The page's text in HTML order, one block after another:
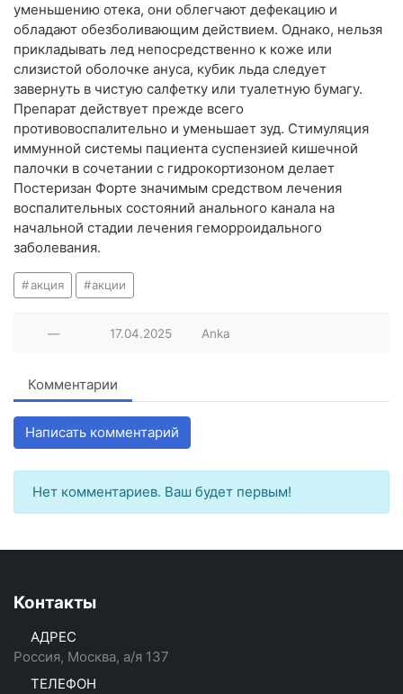
уменьшению отека, они облегчают дефекацию и
обладают обезболивающим действием. Однако, нельзя
прикладывать лед непосредственно к коже или
слизистой оболочке ануса, кубик льда следует
завернуть в чистую салфетку или туалетную бумагу.
Препарат действует прежде всего
противовоспалительно и уменьшает зуд. Стимуляция
иммунной системы пациента суспензией кишечной
палочки в сочетании с гидрокортизоном делает
Постеризан Форте значимым средством лечения
воспалительных состояний анального канала на
начальной стадии лечения геморроидального
заболевания.
акция акции
— 17.04.2025 Anka
Комментарии
Написать комментарий
Нет комментариев. Ваш будет первым!
Контакты
АДРЕС
Россия, Москва, а/я 137
ТЕЛЕФОН